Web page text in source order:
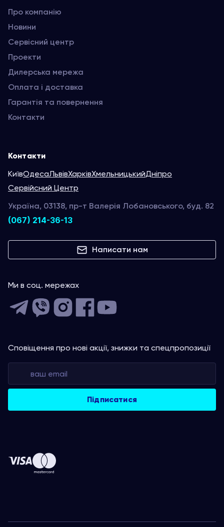
Про компанію
Новини
Сервісний центр
Проекти
Дилерська мережа
Оплата і доставка
Гарантія та повернення
Контакти
Контакти
КиївОдесаЛьвівХарківХмельницькийДніпро
Сервійсний Центр
Україна, 03138, пр-т Валерія Лобановського, буд. 82
(067) 214-36-13
Написати нам
Ми в соц. мережах
Сповіщення про нові акції, знижки та спецпропозиції